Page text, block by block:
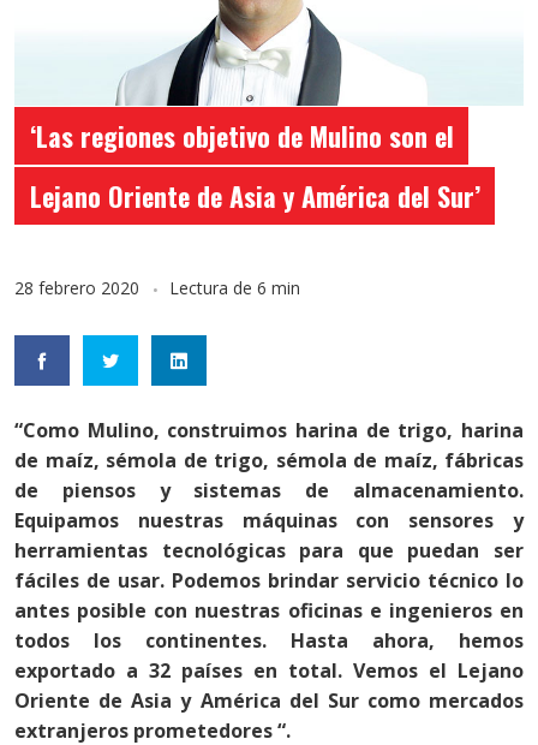
‘Las regiones objetivo de Mulino son el
Lejano Oriente de Asia y América del Sur’
28 febrero 2020 Lectura de 6 min
“Como Mulino, construimos harina de trigo, harina
de maíz, sémola de trigo, sémola de maíz, fábricas
de piensos y sistemas de almacenamiento.
Equipamos nuestras máquinas con sensores y
herramientas tecnológicas para que puedan ser
fáciles de usar. Podemos brindar servicio técnico lo
antes posible con nuestras oficinas e ingenieros en
todos los continentes. Hasta ahora, hemos
exportado a 32 países en total. Vemos el Lejano
Oriente de Asia y América del Sur como mercados
extranjeros prometedores “.